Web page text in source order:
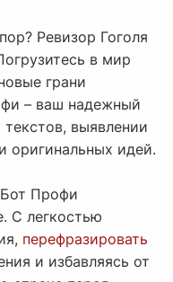
Ревизор Гоголя
в мир
грани
– ваш надежный
выявлении
оригинальных идей.
Бот Профи
С легкостью
перефразировать
и избавляясь от